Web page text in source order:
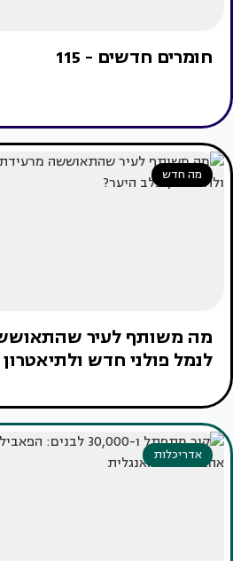
חומרים חדשים - 115
מה חדש
מה משותף לעיר
לנמל פולני חדש
אדריכלות